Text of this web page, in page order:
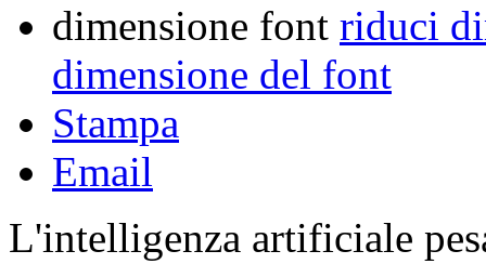
dimensione font riduci
dimensione del font
Stampa
Email
L'intelligenza artificiale